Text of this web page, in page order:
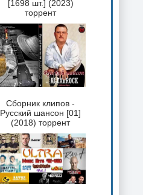
[1698 шт.] (2023)
торрент
Сборник клипов -
Русский шансон [01]
(2018) торрент